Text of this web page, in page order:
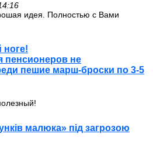
идея. Полностью с Вами
ноге!
пенсионеров не
пешие марш-броски по 3-5
малюка» під загрозою